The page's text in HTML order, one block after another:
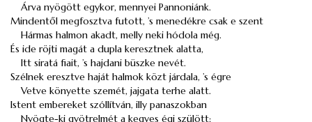
Árva nyögött egykor, mennyei Pannoniánk.
Mindentől megfosztva futott, ’s menedékre csak e szent
Hármas halmon akadt, melly neki hódola még.
És ide röjti magát a dupla keresztnek alatta,
Itt siratá fiait, ’s hajdani büszke nevét.
Szélnek eresztve haját halmok közt járdala, ’s égre
Vetve könyette szemét, jajgata terhe alatt.
Istent embereket szóllítván, illy panaszokban
Nyögte-ki gyötrelmét a kegyes égi szülött: